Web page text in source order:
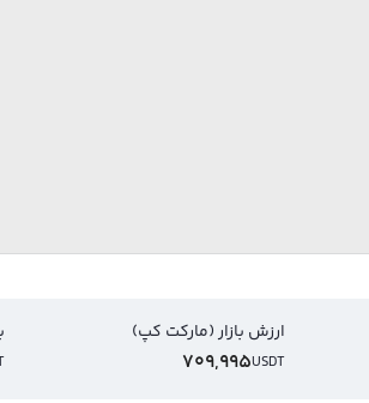
ارزش بازار (مارکت کپ)
USDT
709,995